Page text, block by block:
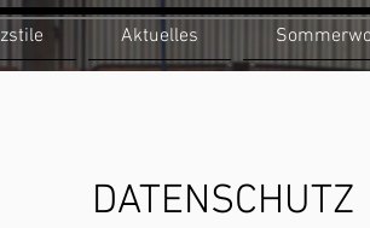
Aktuelles
DATENSCHUTZ